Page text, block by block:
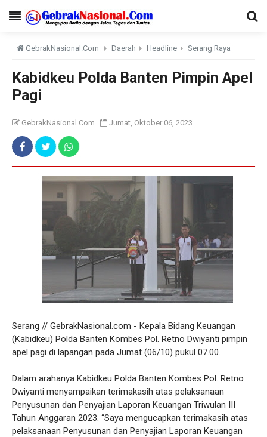
GebrakNasional.Com Daerah Headline Serang Raya
Kabidkeu Polda Banten Pimpin Apel
Pagi
GebrakNasional.Com Jumat, Oktober 06, 2023
Serang // GebrakNasional.com - Kepala Bidang Keuangan
(Kabidkeu) Polda Banten Kombes Pol. Retno Dwiyanti pimpin
apel pagi di lapangan pada Jumat (06/10) pukul 07.00.
Dalam arahanya Kabidkeu Polda Banten Kombes Pol. Retno
Dwiyanti menyampaikan terimakasih atas pelaksanaan
Penyusunan dan Penyajian Laporan Keuangan Triwulan III
Tahun Anggaran 2023. “Saya mengucapkan terimakasih atas
pelaksanaan Penyusunan dan Penyajian Laporan Keuangan